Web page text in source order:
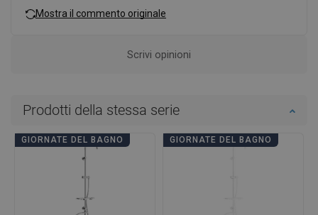
Mostra il commento originale
Scrivi opinioni
Prodotti della stessa serie
GIORNATE DEL BAGNO GIORNATE DEL BAGNO